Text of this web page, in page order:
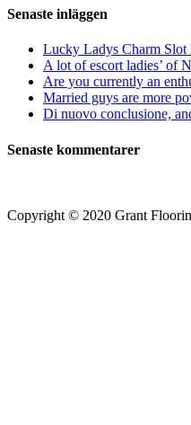
Senaste inläggen
Lucky Ladys Charm Slot
A lot of escort ladies’ of
Are you currently an
Married guys are more
Di nuovo conclusione,
Senaste kommentarer
Copyright © 2020 Grant